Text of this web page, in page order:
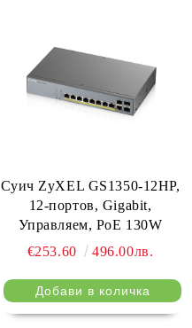
Суич ZyXEL GS1350-12HP,
12-портов, Gigabit,
Управляем, PoE 130W
€253.60
496.00лв.